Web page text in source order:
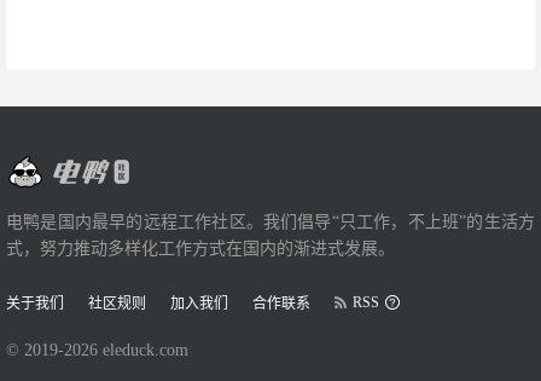
电鸭是国内最早的远程工作社区。我们倡导“只工作，不上班”的生活方
式，努力推动多样化工作方式在国内的渐进式发展。
关于我们 社区规则 加入我们 合作联系 RSS
© 2019-2026 eleduck.com